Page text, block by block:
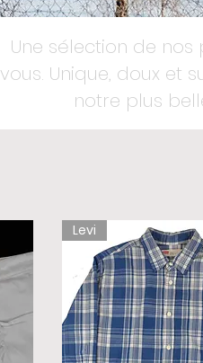
Une sélection de
vous. Unique, doux et
notre plus
Levi